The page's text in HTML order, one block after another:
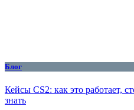
Блог
Кейсы CS2: как это работает,
знать